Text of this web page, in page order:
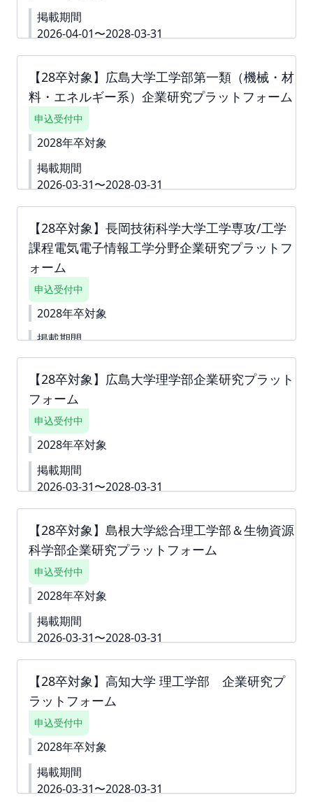
です。 ※掲載確定後も何度でも編集可能です。
掲載期間
2026-04-01〜2028-03-31
下書き機能はございません。 すぐに入力できない内
容がある場合は、「ダミー」や「000」などをご入
力して進んでください。 ※掲載確定後も何度でも編
集可能です。 詳細資料 https://second-
campus.net/upload/freepage/69439fc676204.pdf
※ご請求書は掲載が確定した月末に発行いたしま
す。
【28卒対象】広島大学工学部第一類（機械・材
料・エネルギー系）企業研究プラットフォーム
申込受付中
2028年卒対象
掲載期間
2026-03-31〜2028-03-31
広島大学工学部第一類（機械・材料・エネルギー系）
企業研究プラットフォームは本学学生の採用を希望い
ただける企業様の情報を学生へ届けることを目的とし
たサイトです。 本プラットフォームへ掲載いただく
企業様の情報を定期的に学生へ発信、特集を更新する
ことで、学生の選択肢を広げると同時に、貴社へ興味
関心をもつ機会を提供することを目的としておりま
す。 ▼詳細資料
campus.net/upload/freepage/695b5d8765b84.pdf
■掲載費：55,000円(税込) ■掲載期間：2026年4月
すぐに入力できない内容がある場合は、「ダミー」や
「000」などをご入力して進んでください。 ※掲載確
定後も何度でも編集可能です。
【28卒対象】長岡技術科学大学工学専攻/工学
課程電気電子情報工学分野企業研究プラットフ
ォーム
申込受付中
2028年卒対象
掲載期間
2026-03-31〜2028-03-31
下書き機能はございません。 「回答内容を学生に公
開しない」というチェック付きの質問は 「ダミー」
や「000」などをご入力いただき、 「回答内容を学
生に公開しない」というチェックボックスへチェッ
クをしてお申込みを進めていただくことも可能で
す。 ※掲載確定後も何度でも編集可能です。 ※ご請
求書は掲載が確定した月末に発行いたします。 ツ
ナガリへアップロードいたしますので、ダウンロー
ドいただきご対応をよろしくお願いいたします。
campus.net/upload/freepage/6940ea9e7460d.pdf
【28卒対象】広島大学理学部企業研究プラット
フォーム
申込受付中
2028年卒対象
掲載期間
2026-03-31〜2028-03-31
広島大学理学部(※メイン閲覧対象は化学科の学生で
す。)の学生へ貴社の魅力や活躍中のOBOG情報を大
学公認で届けることができるサイトです。 本プラッ
トフォームへ掲載いただく企業様の情報を定期的に
学生へ発信、記事を更新することで、学生の選択肢
を広げると同時に、貴社へ興味関心をもつ機会を提
供することを目的としております。 下書き機能はご
は、「ダミー」や「000」などをご入力して進んで
ください。 ※掲載確定後も何度でも編集可能です。
campus.net/upload/freepage/693fae7fa9c01.pdf
【28卒対象】島根大学総合理工学部＆生物資源
科学部企業研究プラットフォーム
申込受付中
2028年卒対象
掲載期間
2026-03-31〜2028-03-31
下書き機能はございません。 「回答内容を学生に公
開しない」というチェック付きの質問は 「ダミー」
や「000」などをご入力いただき、 「回答内容を学
生に公開しない」というチェックボックスへチェッ
クをしてお申込みを進めていただくことも可能で
す。 ※掲載確定後も何度でも編集可能です。 ※掲載
確定後も何度でも編集可能です。 詳細資料
campus.net/upload/freepage/6919a27f013ae.pdf
※ご請求書は掲載が確定した月末に発行いたしま
【28卒対象】高知大学 理工学部 企業研究プ
ラットフォーム
申込受付中
2028年卒対象
掲載期間
2026-03-31〜2028-03-31